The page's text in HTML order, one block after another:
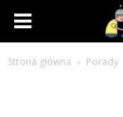
Niezgrani.pl
Strona główna Porady